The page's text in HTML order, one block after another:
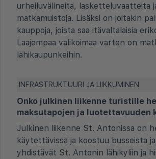
urheiluvälineitä, lasketteluvaatteita
matkamuistoja. Lisäksi on joitakin
kauppoja, joista saa itävaltalaisia
Laajempaa valikoimaa varten on
lähikaupunkeihin.
INFRASTRUKTUURI JA LIIKKUMINEN
Onko julkinen liikenne turistille
maksutapojen ja luotettavuuden
Julkinen liikenne St. Antonissa on
käytettävissä ja koostuu busseista
yhdistävät St. Antonin lähikyliin ja